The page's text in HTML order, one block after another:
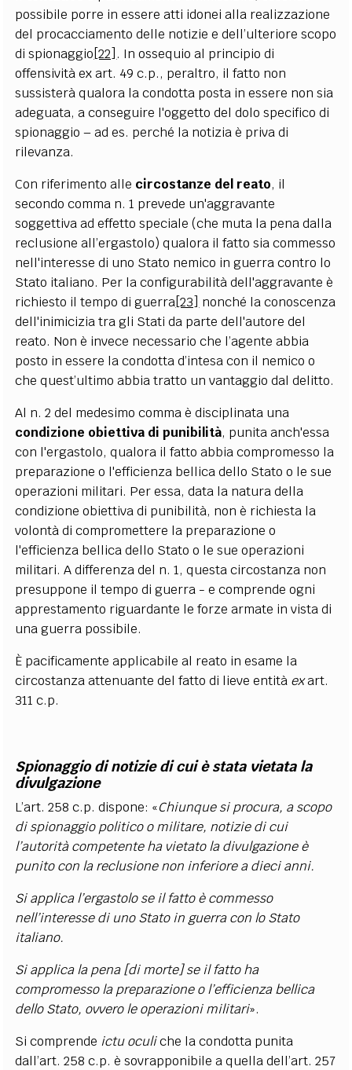
possibile porre in essere atti idonei alla realizzazione
del procacciamento delle notizie e dell’ulteriore scopo
di spionaggio[22] . In ossequio al principio di
offensività ex art. 49 c.p., peraltro, il fatto non
sussisterà qualora la condotta posta in essere non sia
adeguata, a conseguire l'oggetto del dolo specifico di
spionaggio – ad es. perché la notizia è priva di
rilevanza.
Con riferimento alle circostanze del reato, il
secondo comma n. 1 prevede un'aggravante
soggettiva ad effetto speciale (che muta la pena dalla
reclusione all’ergastolo) qualora il fatto sia commesso
nell'interesse di uno Stato nemico in guerra contro lo
Stato italiano. Per la configurabilità dell'aggravante è
richiesto il tempo di guerra[23] nonché la conoscenza
dell'inimicizia tra gli Stati da parte dell'autore del
reato. Non è invece necessario che l’agente abbia
posto in essere la condotta d’intesa con il nemico o
che quest’ultimo abbia tratto un vantaggio dal delitto.
Al n. 2 del medesimo comma è disciplinata una
condizione obiettiva di punibilità, punita anch'essa
con l'ergastolo, qualora il fatto abbia compromesso la
preparazione o l'efficienza bellica dello Stato o le sue
operazioni militari. Per essa, data la natura della
condizione obiettiva di punibilità, non è richiesta la
volontà di compromettere la preparazione o
l'efficienza bellica dello Stato o le sue operazioni
militari. A differenza del n. 1, questa circostanza non
presuppone il tempo di guerra - e comprende ogni
apprestamento riguardante le forze armate in vista di
una guerra possibile.
È pacificamente applicabile al reato in esame la
circostanza attenuante del fatto di lieve entità exart.
311 c.p.
Spionaggio di notizie di cui è stata vietata la
divulgazione
L’art. 258 c.p. dispone: «Chiunque si procura, a scopo
di spionaggio politico o militare, notizie di cui
l’autorità competente ha vietato la divulgazione è
punito con la reclusione non inferiore a dieci anni.
Si applica l’ergastolo se il fatto è commesso
nell’interesse di uno Stato in guerra con lo Stato
italiano.
Si applica la pena [di morte] se il fatto ha
compromesso la preparazione o l’efficienza bellica
dello Stato, ovvero le operazioni militari».
Si comprende ictu oculiche la condotta punita
dall’art. 258 c.p. è sovrapponibile a quella dell’art. 257